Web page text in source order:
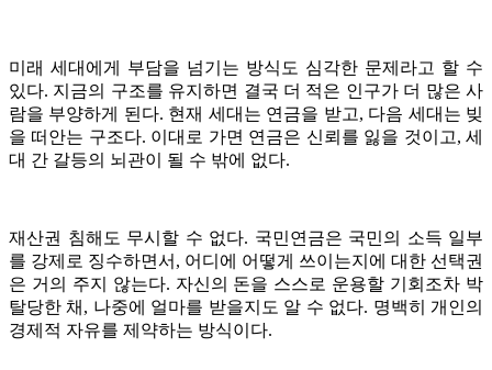
미래 세대에게 부담을 넘기는 방식도 심각한 문제라고 할 수
있다. 지금의 구조를 유지하면 결국 더 적은 인구가 더 많은 사
람을 부양하게 된다. 현재 세대는 연금을 받고, 다음 세대는 빚
을 떠안는 구조다. 이대로 가면 연금은 신뢰를 잃을 것이고, 세
대 간 갈등의 뇌관이 될 수 밖에 없다.
재산권 침해도 무시할 수 없다. 국민연금은 국민의 소득 일부
를 강제로 징수하면서, 어디에 어떻게 쓰이는지에 대한 선택권
은 거의 주지 않는다. 자신의 돈을 스스로 운용할 기회조차 박
탈당한 채, 나중에 얼마를 받을지도 알 수 없다. 명백히 개인의
경제적 자유를 제약하는 방식이다.